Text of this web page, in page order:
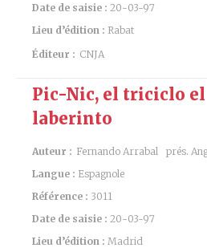
Date de saisie : 20-03-97
Lieu d’édition : Rabat
Éditeur : CNJA
Pic-Nic, el triciclo el
laberinto
Auteur : Fernando Arrabal
prés.
Langue : Espagnole
Référence : 3011
Date de saisie : 20-03-97
Lieu d’édition : Madrid